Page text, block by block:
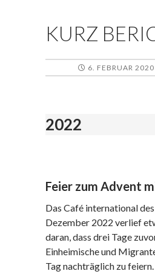
KURZ
6. FEBRUAR
2022
Feier zum Advent
Das Café international
Dezember 2022 verlief
daran, dass drei Tage
Einheimische und
Tag nachträglich zu